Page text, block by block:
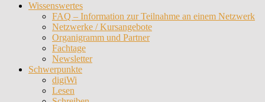
Wissenswertes
FAQ – Information zur Teilnahme an einem Netzwerk
Netzwerke / Kursangebote
Organigramm und Partner
Fachtage
Newsletter
Schwerpunkte
digiWi
Lesen